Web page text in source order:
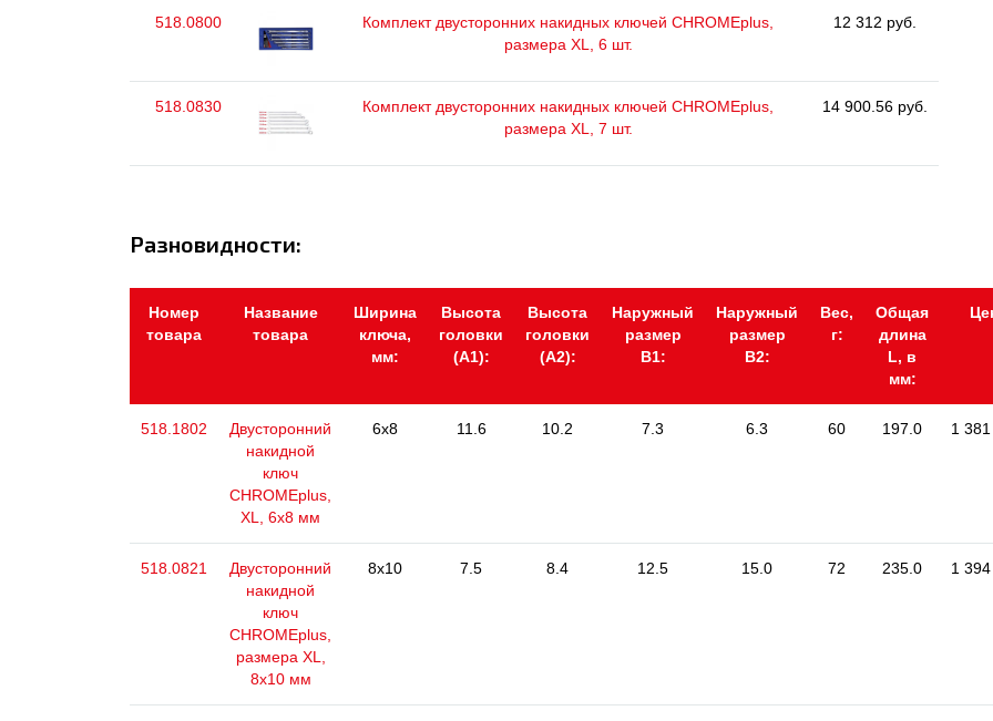
518.0800
Комплект двусторонних накидных ключей CHROMEplus,
размера XL, 6 шт.
12 312 руб.
518.0830
Комплект двусторонних накидных ключей CHROMEplus,
размера XL, 7 шт.
14 900.56 руб.
Разновидности:
Номер
товара
Название
товара
Ширина
ключа,
мм:
Высота
головки
(А1):
Высота
головки
(А2):
Наружный
размер
В1:
Наружный
размер
В2:
Вес,
г:
Общая
длина
L, в
мм:
518.1802
Двусторонний
накидной
ключ
CHROMEplus,
XL, 6x8 мм
6x8 11.6 10.2 7.3 6.3 60 197.0 1 381
518.0821
Двусторонний
накидной
ключ
CHROMEplus,
размера XL,
8х10 мм
8x10 7.5 8.4 12.5 15.0 72 235.0 1 394